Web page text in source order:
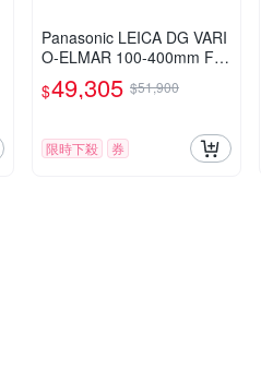
Panasonic LEICA DG VARI
O-ELMAR 100-400mm F4.
0-6.3 II ASPH.POWER O.I.
S. 超長焦變焦鏡頭 公司貨
$49,305 $51,900
限時下殺 券